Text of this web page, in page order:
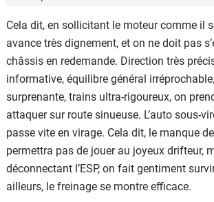
Cela dit, en sollicitant le moteur comme il
avance très dignement, et on ne doit pas
châssis en redemande. Direction très
informative, équilibre général
surprenante, trains ultra-rigoureux, on
attaquer sur route sinueuse. L’auto sous-
passe vite en virage. Cela dit, le manque
permettra pas de jouer au joyeux drifteur,
déconnectant l’ESP, on fait gentiment
ailleurs, le freinage se montre efficace.